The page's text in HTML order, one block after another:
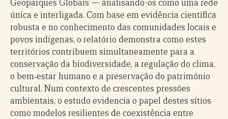
Geoparques Globais — analisando-os como uma rede
única e interligada. Com base em evidência científica
robusta e no conhecimento das comunidades locais e
povos indígenas, o relatório demonstra como estes
territórios contribuem simultaneamente para a
conservação da biodiversidade, a regulação do clima,
o bem‑estar humano e a preservação do património
cultural. Num contexto de crescentes pressões
ambientais, o estudo evidencia o papel destes sítios
como modelos resilientes de coexistência entre